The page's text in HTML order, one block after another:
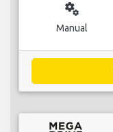
miscellaneous_services
Manual